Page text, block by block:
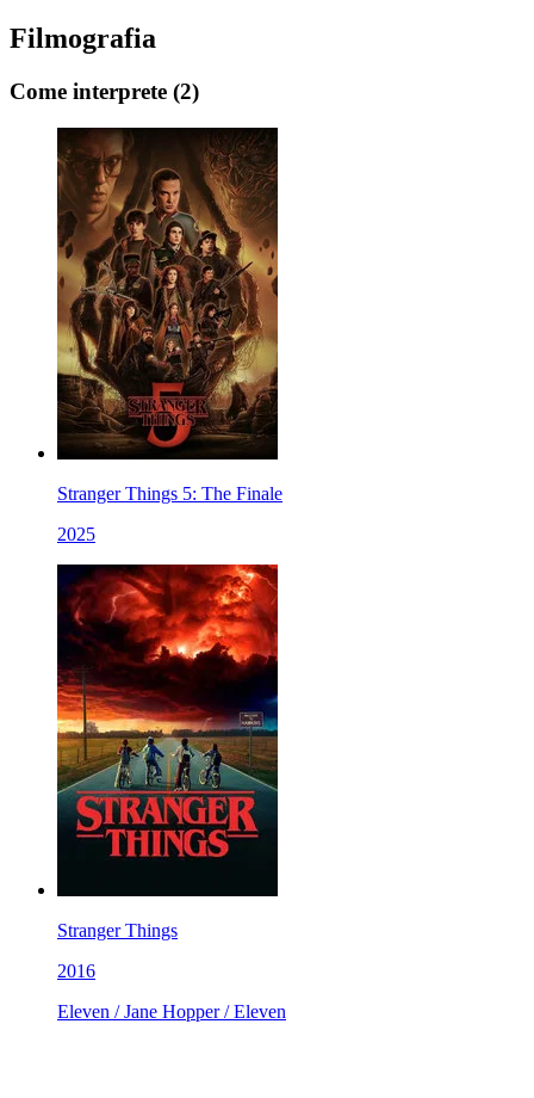
Filmografia
Come interprete (2)
Stranger Things 5: The Finale
2025
Stranger Things
2016
Eleven / Jane Hopper / Eleven